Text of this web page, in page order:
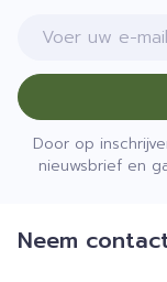
E-mail adres
Door op
nieuwsbrief en
Neem